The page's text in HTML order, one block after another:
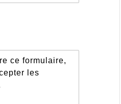
ce formulaire,
les